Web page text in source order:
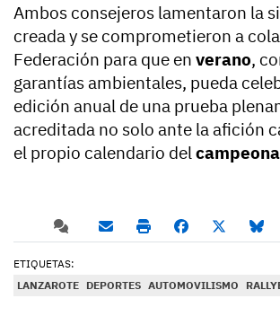
Ambos consejeros lamentaron la
creada y se comprometieron a
Federación para que en verano,
garantías ambientales, pueda
edición anual de una prueba
acreditada no solo ante la afición
el propio calendario del
ETIQUETAS:
LANZAROTE DEPORTES AUTOMOVILISMO